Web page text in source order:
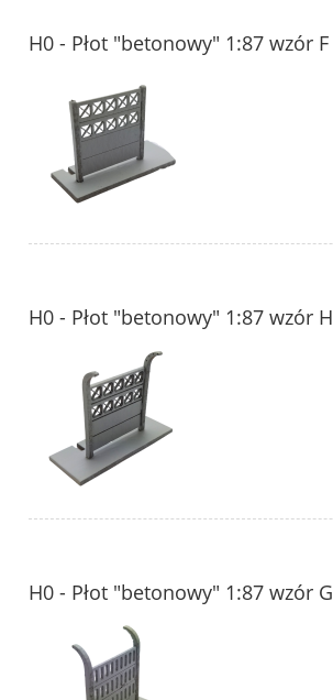
H0 - Płot "betonowy" 1:87 wzór F
H0 - Płot "betonowy" 1:87 wzór H
H0 - Płot "betonowy" 1:87 wzór G